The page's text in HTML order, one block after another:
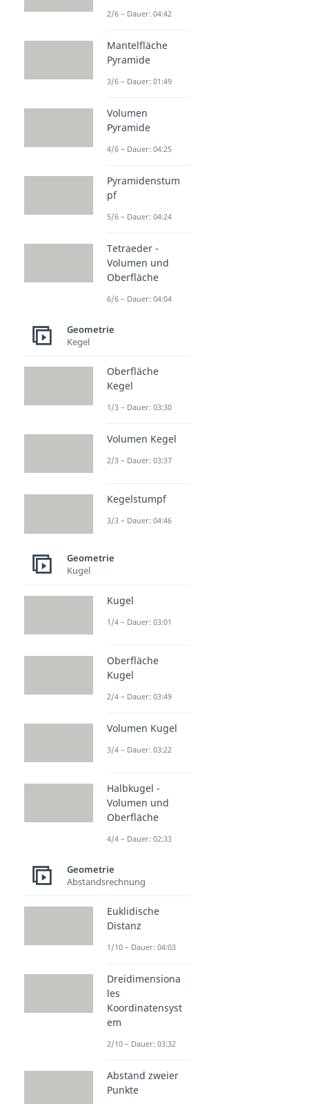
2/6 – Dauer: 04:42
Mantelfläche
Pyramide
3/6 – Dauer: 01:49
Volumen
Pyramide
4/6 – Dauer: 04:25
Pyramidenstum
pf
5/6 – Dauer: 04:24
Tetraeder -
Volumen und
Oberfläche
6/6 – Dauer: 04:04
Geometrie
Kegel
Oberfläche
Kegel
1/3 – Dauer: 03:30
Volumen Kegel
2/3 – Dauer: 03:37
Kegelstumpf
3/3 – Dauer: 04:46
Geometrie
Kugel
Kugel
1/4 – Dauer: 03:01
Oberfläche
Kugel
2/4 – Dauer: 03:49
Volumen Kugel
3/4 – Dauer: 03:22
Halbkugel -
Volumen und
Oberfläche
4/4 – Dauer: 02:33
Geometrie
Abstandsrechnung
Euklidische
Distanz
1/10 – Dauer: 04:03
Dreidimensiona
les
Koordinatensyst
em
2/10 – Dauer: 03:32
Abstand zweier
Punkte